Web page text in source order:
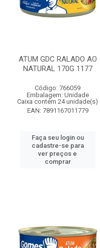
ATUM GDC RALADO AO
NATURAL 170G 1177
Código: 766059
Embalagem: Unidade
Caixa contém 24 unidade(s)
EAN: 7891167011779
Faça seu login ou
cadastre-se para
ver preços e
comprar